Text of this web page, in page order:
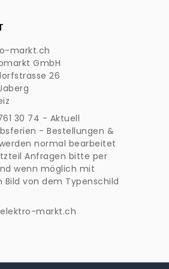
markt.ch
GmbH
26
30 74 - Aktuell
- Bestellungen &
normal bearbeitet
Anfragen bitte per
wenn möglich mit
Bild von dem Typenschild
markt.ch